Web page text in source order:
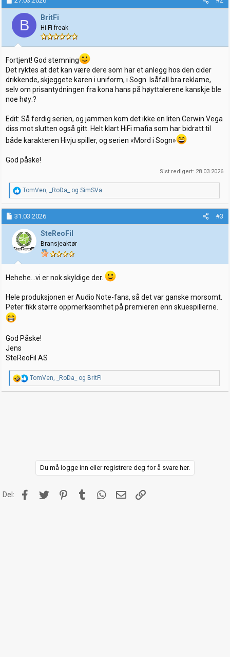
n
e
:
B BritFi
Hi-Fi freak
Fortjent! God stemning
Det ryktes at det kan være dere som har et anlegg hos den cider
drikkende, skjeggete karen i uniform, i Sogn. Isåfall bra reklame,
selv om prisantydningen fra kona hans på høyttalerene kanskje ble
noe høy:?
Edit: Så ferdig serien, og jammen kom det ikke en liten Cerwin Vega
diss mot slutten også gitt. Helt klart HiFi mafia som har bidratt til
både karakteren Hivju spiller, og serien «Mord i Sogn»
God påske!
Sist redigert: 28.03.2026
R
e
a
k
s
j
o
n
e
r
TomVen, _RoDa_ og SimSVa
31.03.2026 #3
SteReoFil
Bransjeaktør
Hehehe...vi er nok skyldige der.
Hele produksjonen er Audio Note-fans, så det var ganske morsomt.
Peter fikk større oppmerksomhet på premieren enn skuespillerne.
God Påske!
Jens
SteReoFil AS
R
e
a
TomVen, _RoDa_ og BritFi
Du må logge inn eller registrere deg for å svare her.
Del: Facebook
Twitter PinterestTumblr WhatsApp
E-postLink